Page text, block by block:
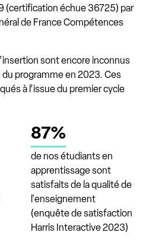
(certification échue 36725) par
de France Compétences
sont encore inconnus
programme en 2023. Ces
à l’issue du premier cycle
87%
de nos étudiants en
apprentissage sont
satisfaits de la qualité de
l'enseignement
(enquête de satisfaction
Harris Interactive 2023)